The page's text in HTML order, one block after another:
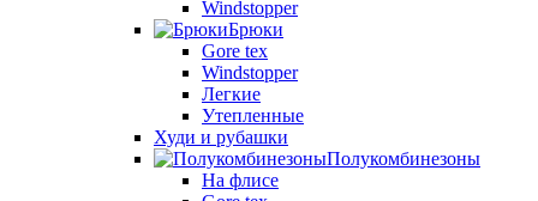
Windstopper
Брюки
Gore tex
Windstopper
Легкие
Утепленные
Худи и рубашки
Полукомбинезоны
На флисе